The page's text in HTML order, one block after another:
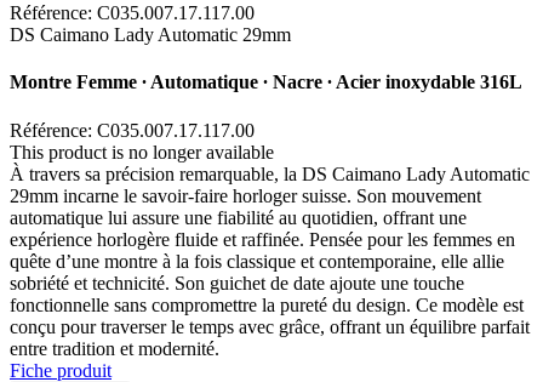
Référence: C035.007.17.117.00
DS Caimano Lady Automatic 29mm
Montre Femme ∙ Automatique ∙ Nacre ∙ Acier inoxydable 316L
Référence: C035.007.17.117.00
This product is no longer available
À travers sa précision remarquable, la DS Caimano Lady Automatic
29mm incarne le savoir-faire horloger suisse. Son mouvement
automatique lui assure une fiabilité au quotidien, offrant une
expérience horlogère fluide et raffinée. Pensée pour les femmes en
quête d’une montre à la fois classique et contemporaine, elle allie
sobriété et technicité. Son guichet de date ajoute une touche
fonctionnelle sans compromettre la pureté du design. Ce modèle est
conçu pour traverser le temps avec grâce, offrant un équilibre parfait
entre tradition et modernité.
Fiche produit